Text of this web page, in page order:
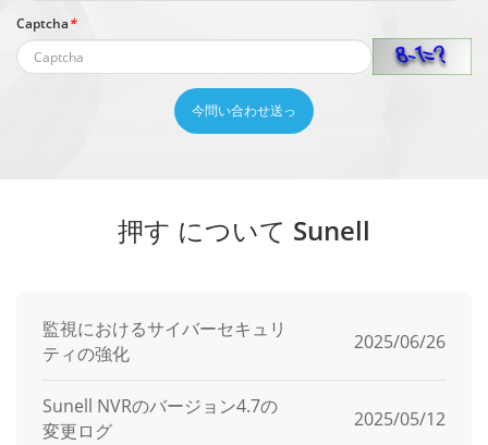
Captcha*
今問い合わせ送っ
押す について Sunell
監視におけるサイバーセキュリ
ティの強化
2025/06/26
Sunell NVRのバージョン4.7の
変更ログ
2025/05/12